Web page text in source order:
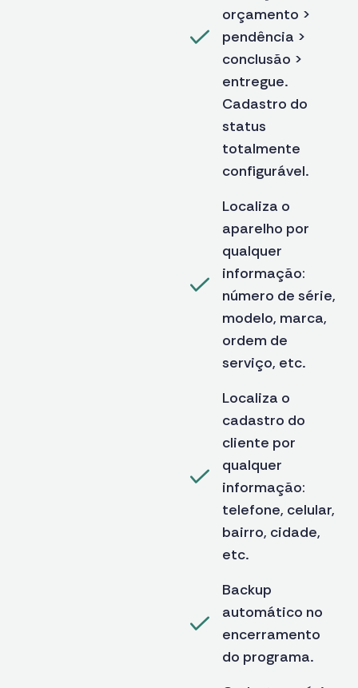
orçamento >
pendência >
conclusão >
entregue.
Cadastro do
status
totalmente
configurável.
Localiza o
aparelho por
qualquer
informação:
número de série,
modelo, marca,
ordem de
serviço, etc.
Localiza o
cadastro do
cliente por
qualquer
informação:
telefone, celular,
bairro, cidade,
etc.
Backup
automático no
encerramento
do programa.